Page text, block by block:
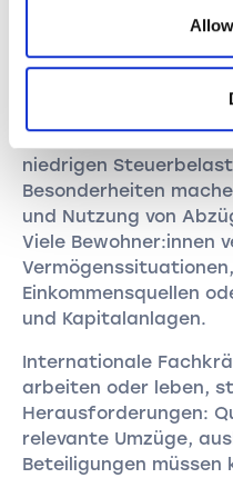
Warum
Der Kanton Zug ist
niedrigen
Besonderheiten
und Nutzung von
Viele Bewohner:innen
Einkommensquellen
und Kapitalanlagen.
Internationale
arbeiten oder leben,
Herausforderungen:
relevante Umzüge,
Beteiligungen